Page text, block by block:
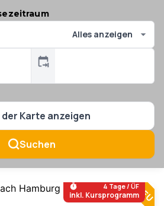
Alles anzeigen
Karte anzeigen
Suchen
119
4 Tage / ÜF
inkl. Kursprogramm